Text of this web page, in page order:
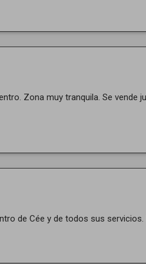
Zona muy tranquila. Se vende
de Cée y de todos sus servicios.